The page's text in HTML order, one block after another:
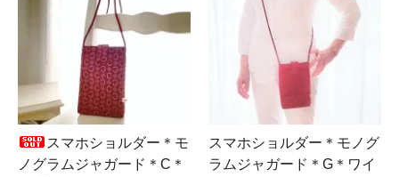
スマホショルダー＊モ
ノグラムジャガード＊C＊
スマホショルダー＊モノグ
ラムジャガード＊G＊ワイ